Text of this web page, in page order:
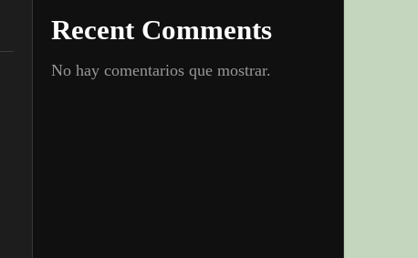
Recent Comments
No hay comentarios que mostrar.